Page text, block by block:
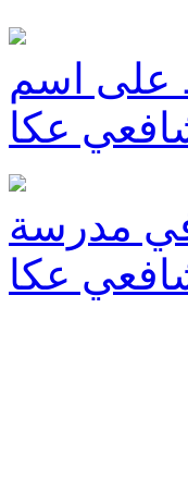
على اسم
عكا
في مدرسة
عكا